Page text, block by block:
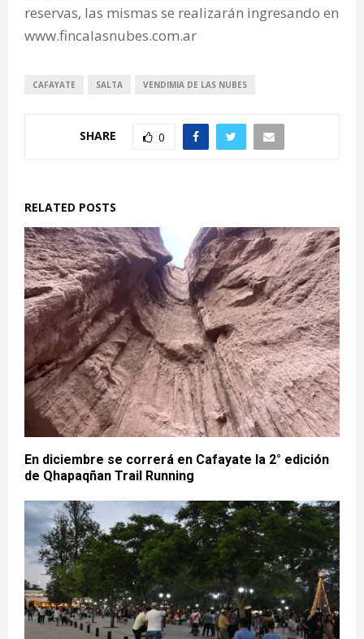
reservas, las mismas se realizarán ingresando en
www.fincalasnubes.com.ar
CAFAYATE SALTA VENDIMIA DE LAS NUBES
SHARE 0
RELATED POSTS
En diciembre se correrá en Cafayate la 2° edición
de Qhapaqñan Trail Running